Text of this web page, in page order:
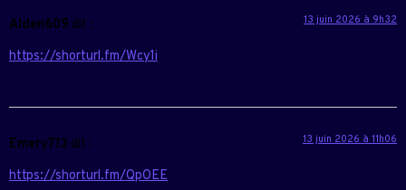
Alden609 dit : 13 juin 2026 à 9h32
https://shorturl.fm/Wcy1i
Emery713 dit : 13 juin 2026 à 11h06
https://shorturl.fm/QpOEE